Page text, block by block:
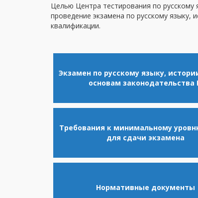
Целью Центра тестирования по русскому
проведение экзамена по русскому языку,
квалификации.
Экзамен по русскому языку,
основам законодательства
Требования к минимальному
для сдачи экзамена
Нормативные документы